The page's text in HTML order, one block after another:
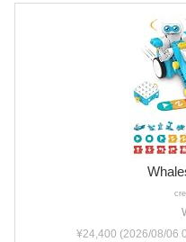
¥24,400 (2026/08/06